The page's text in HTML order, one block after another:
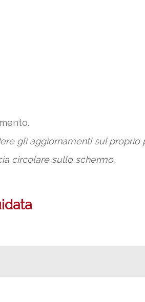
gli aggiornamenti sul proprio
circolare sullo schermo.